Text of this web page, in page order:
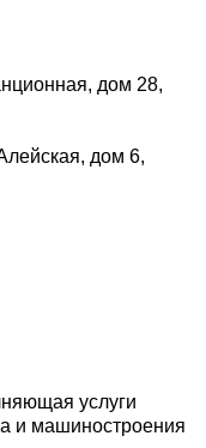
дом 28,
дом 6,
услуги
и машиностроения